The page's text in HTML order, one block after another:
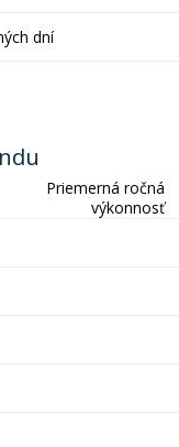
dní
Priemerná ročná
výkonnosť